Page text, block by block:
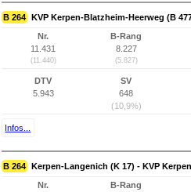
B 264 KVP Kerpen-Blatzheim-Heerweg (B
Nr.
11.431
(11.440)
B-Rang
8.227
(5.827)
DTV
5.943
SV
648
(10,9%)
Infos...
B 264 Kerpen-Langenich (K 17) - KVP
Nr.
B-Rang